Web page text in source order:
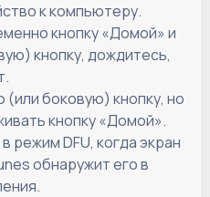
к компьютеру.
кнопку «Домой» и
кнопку, дождитесь,
боковую) кнопку, но
кнопку «Домой».
режим DFU, когда экран
обнаружит его в